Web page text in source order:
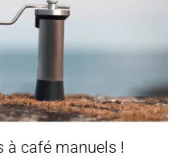
à café manuels !